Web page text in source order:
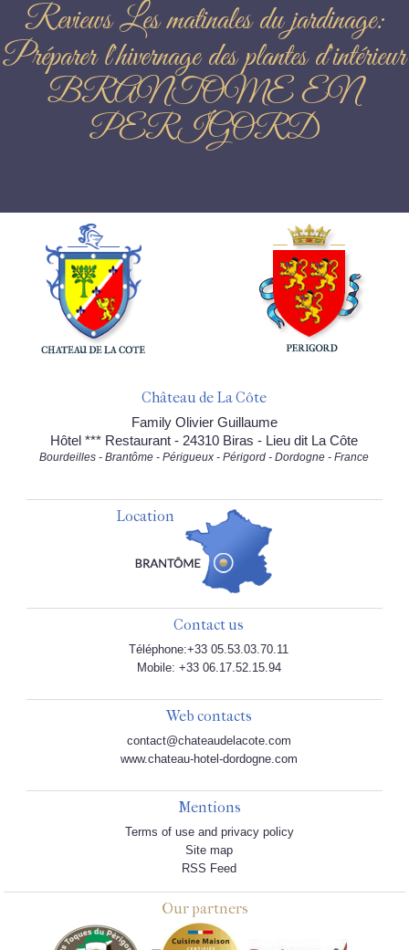
Reviews Les matinales du jardinage:
Préparer l'hivernage des plantes d'intérieur
BRANTOME EN
PERIGORD
Château de La Côte
Family Olivier Guillaume
Hôtel *** Restaurant - 24310 Biras - Lieu dit La Côte
Bourdeilles - Brantôme - Périgueux - Périgord - Dordogne - France
Location
Contact us
Téléphone:+33 05.53.03.70.11
Mobile: +33 06.17.52.15.94
Web contacts
contact@chateaudelacote.com
www.chateau-hotel-dordogne.com
Mentions
Terms of use and privacy policy
Site map
RSS Feed
Our partners